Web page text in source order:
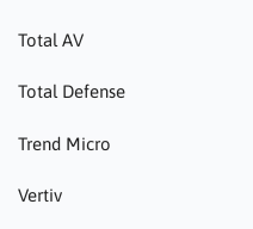
Total AV
Total Defense
Trend Micro
Vertiv